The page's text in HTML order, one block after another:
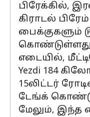
பிரேக்கில்,
கிராடல்
பைக்குகளும்
எடையில்,
Yezdi 184
15லிட்டர்
டேங்க் கொண்டு
மேலும், இந்த